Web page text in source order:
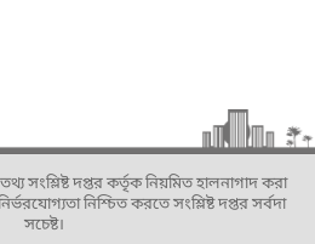
সংশ্লিষ্ট দপ্তর কর্তৃক নিয়মিত হালনাগাদ করা
নিশ্চিত করতে সংশ্লিষ্ট দপ্তর সর্বদা
সচেষ্ট।